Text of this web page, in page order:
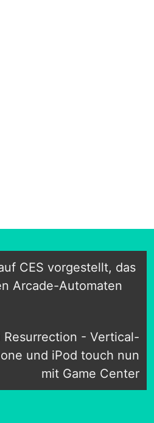
CES vorgestellt, das
Arcade-Automaten
Resurrection - Vertical-
und iPod touch nun
mit Game Center